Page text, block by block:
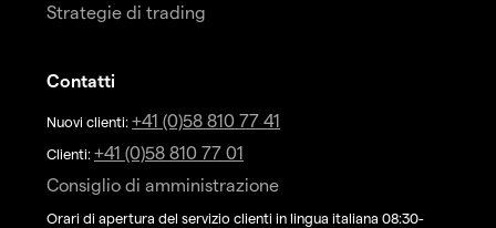
Strategie di trading
Contatti
Nuovi clienti: +41 (0)58 810 77 41
Clienti: +41 (0)58 810 77 01
Consiglio di amministrazione
Orari di apertura del servizio clienti in lingua italiana 08:30-